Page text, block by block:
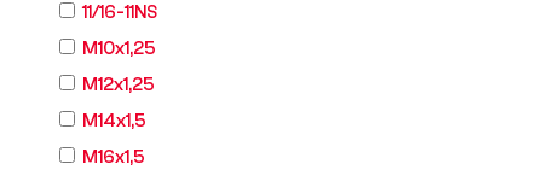
11/16-11NS
M10x1,25
M12x1,25
M14x1,5
M16x1,5